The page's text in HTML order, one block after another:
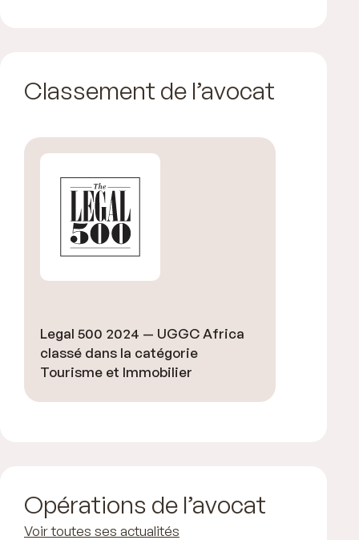
Classement de l’avocat
Legal 500 2024 — UGGC Africa
classé dans la catégorie
Tourisme et Immobilier
Opérations de l’avocat
Voir toutes ses actualités